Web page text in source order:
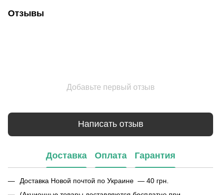
Отзывы
Добавьте первый отзыв
Написать отзыв
Доставка Оплата Гарантия
Доставка Новой почтой по Украине — 40 грн.